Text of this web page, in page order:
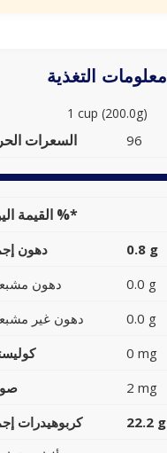
معلومات التغذية
1 cup (200.0g)
السعرات 96
القيمة اليومية %*
دهون 0.8 g
دهون
0.0 g
دهون غير
0.0 g
0 mg
2 mg
كربوهيدرات
22.2 g